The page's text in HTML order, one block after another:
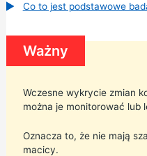
Co to jest podstawowe
Ważny
Wczesne wykrycie zmian
można je monitorować lub
Oznacza to, że nie mają
macicy.